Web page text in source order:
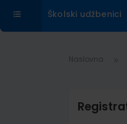
Školski udžbenici
Naslovna